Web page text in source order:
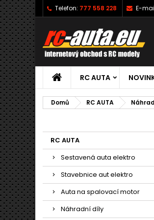
Telefon: 777 558 228 E-
RC AUTA
Domů RC AUTA
RC AUTA
Sestavená auta elektro
Stavebnice aut elektro
Auta na spalovací motor
Náhradní díly